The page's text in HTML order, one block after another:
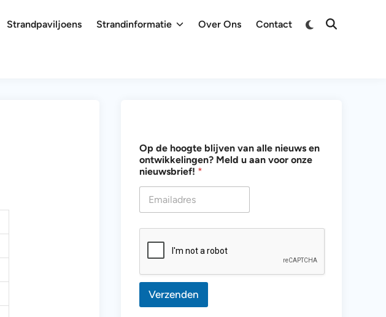
Strandpaviljoens Strandinformatie Over Ons Contact
Overschakelen
Zoeken
*
O
p
Op de hoogte blijven van alle nieuws en
ontwikkelingen? Meld u aan voor onze
nieuwsbrief! *
Verzenden